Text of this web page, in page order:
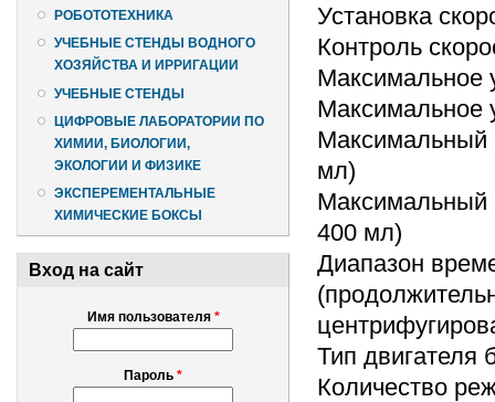
РОБОТОТЕХНИКА
УЧЕБНЫЕ СТЕНДЫ ВОДНОГО
ХОЗЯЙСТВА И ИРРИГАЦИИ
УЧЕБНЫЕ СТЕНДЫ
ЦИФРОВЫЕ ЛАБОРАТОРИИ ПО
ХИМИИ, БИОЛОГИИ,
ЭКОЛОГИИ И ФИЗИКЕ
ЭКСПЕРЕМЕНТАЛЬНЫЕ
ХИМИЧЕСКИЕ БОКСЫ
Вход на сайт
Имя пользователя *
Пароль *
Установка
Контроль
Максимальное
Максимальное
Максимальный
мл)
Максимальный
400 мл)
Диапазон
Тип двигателя
Количество